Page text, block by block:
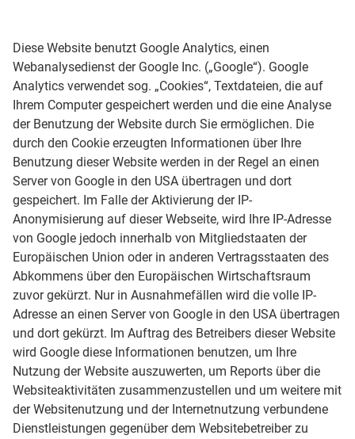
Diese Website benutzt Google Analytics, einen
Webanalysedienst der Google Inc. („Google“). Google
Analytics verwendet sog. „Cookies“, Textdateien, die auf
Ihrem Computer gespeichert werden und die eine Analyse
der Benutzung der Website durch Sie ermöglichen. Die
durch den Cookie erzeugten Informationen über Ihre
Benutzung dieser Website werden in der Regel an einen
Server von Google in den USA übertragen und dort
gespeichert. Im Falle der Aktivierung der IP-
Anonymisierung auf dieser Webseite, wird Ihre IP-Adresse
von Google jedoch innerhalb von Mitgliedstaaten der
Europäischen Union oder in anderen Vertragsstaaten des
Abkommens über den Europäischen Wirtschaftsraum
zuvor gekürzt. Nur in Ausnahmefällen wird die volle IP-
Adresse an einen Server von Google in den USA übertragen
und dort gekürzt. Im Auftrag des Betreibers dieser Website
wird Google diese Informationen benutzen, um Ihre
Nutzung der Website auszuwerten, um Reports über die
Websiteaktivitäten zusammenzustellen und um weitere mit
der Websitenutzung und der Internetnutzung verbundene
Dienstleistungen gegenüber dem Websitebetreiber zu